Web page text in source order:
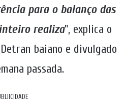
para o balanço das
realiza”, explica o
baiano e divulgado
passada.